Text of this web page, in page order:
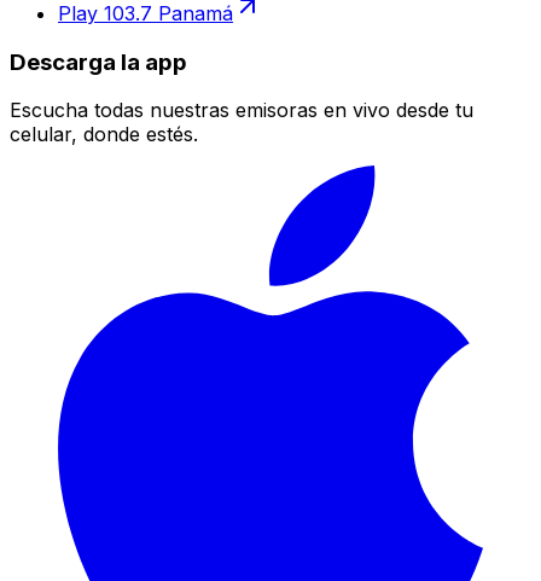
Play 103.7 Panamá
Descarga la app
Escucha todas nuestras emisoras en vivo desde tu
celular, donde estés.